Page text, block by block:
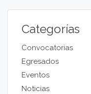
Categorías
Convocatorias
Egresados
Eventos
Noticias